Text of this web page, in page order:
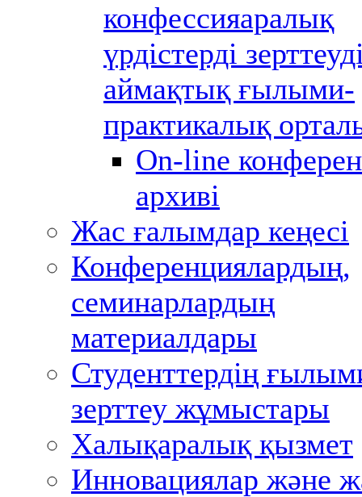
конфессияаралық
үрдістерді
аймақтық ғылыми-
практикалық
Оn-line
архиві
Жас ғалымдар кеңесі
Конференциялардың,
семинарлардың
материалдары
Студенттердің
зерттеу жұмыстары
Халықаралық қызмет
Инновациялар және